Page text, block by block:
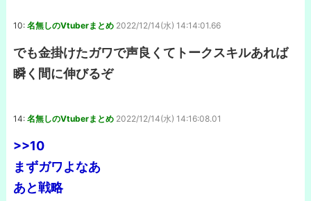
10: 名無しのVtuberまとめ 2022/12/14(水) 14:14:01.66
でも金掛けたガワで声良くてトークスキルあれば
瞬く間に伸びるぞ
14: 名無しのVtuberまとめ 2022/12/14(水) 14:16:08.01
>>10
まずガワよなあ
あと戦略